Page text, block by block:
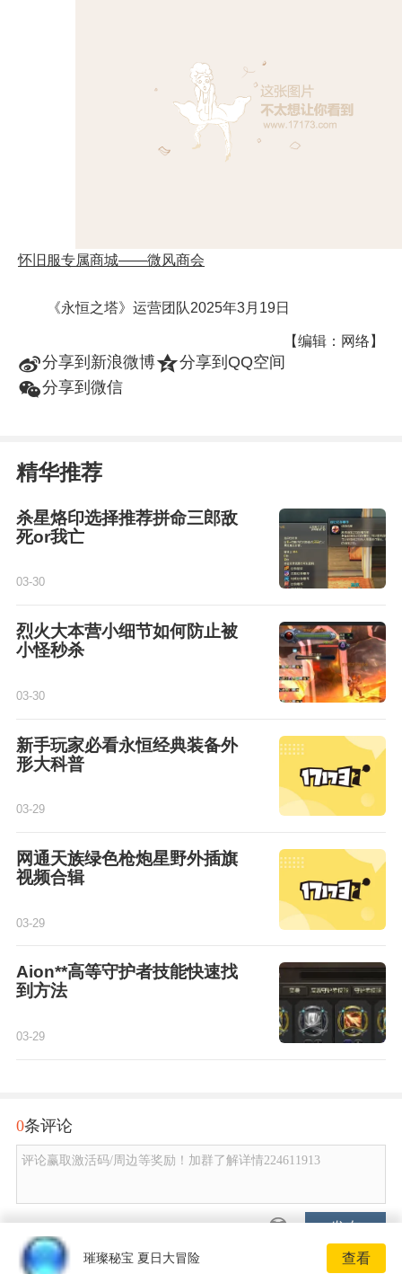
怀旧服专属商城——微风商会
《永恒之塔》运营团队2025年3月19日
【编辑：网络】
t分享到新浪微博z分享到QQ空间
w分享到微信
精华推荐
杀星烙印选择推荐拼命三郎敌
死or我亡
03-30
烈火大本营小细节如何防止被
小怪秒杀
03-30
新手玩家必看永恒经典装备外
形大科普
03-29
网通天族绿色枪炮星野外插旗
视频合辑
03-29
Aion**高等守护者技能快速找
到方法
03-29
0条评论
评论赢取激活码/周边等奖励！加群了解详情224611913
发布
璀璨秘宝 夏日大冒险 查看